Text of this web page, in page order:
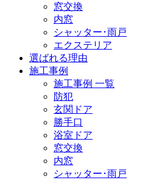
窓交換
内窓
シャッター･雨戸
エクステリア
選ばれる理由
施工事例
施工事例 一覧
防犯
玄関ドア
勝手口
浴室ドア
窓交換
内窓
シャッター･雨戸